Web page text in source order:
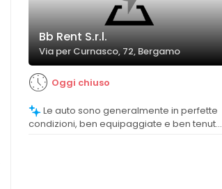
Bb Rent S.r.l.
Via per Curnasco, 72, Bergamo
Oggi chiuso
condizioni, ben equipaggiate e ben tenute,